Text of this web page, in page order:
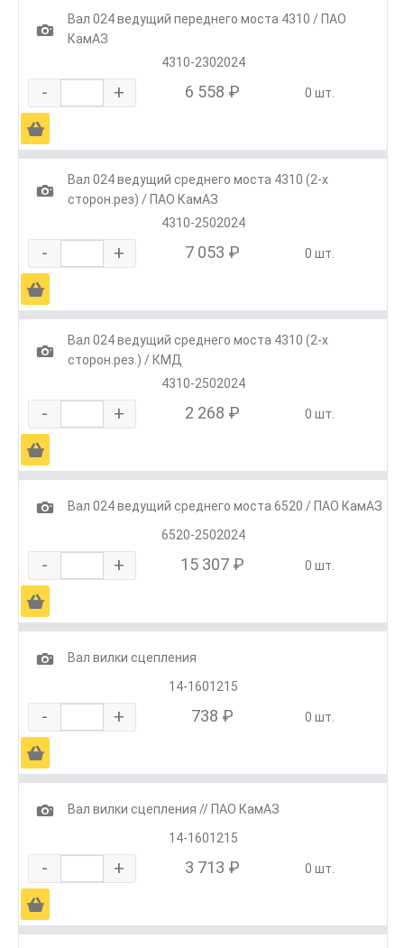
1
Вал 024 ведущий переднего моста 4310 / ПАО
КамАЗ
4310-2302024
- + 6 558 ₽ 0 шт.
Ä
1
Вал 024 ведущий среднего моста 4310 (2-х
сторон.рез) / ПАО КамАЗ
4310-2502024
- + 7 053 ₽ 0 шт.
Ä
1
Вал 024 ведущий среднего моста 4310 (2-х
сторон.рез.) / КМД
4310-2502024
- + 2 268 ₽ 0 шт.
Ä
1
Вал 024 ведущий среднего моста 6520 / ПАО КамАЗ
6520-2502024
- + 15 307 ₽ 0 шт.
Ä
1
Вал вилки сцепления
14-1601215
- + 738 ₽ 0 шт.
Ä
1
Вал вилки сцепления // ПАО КамАЗ
14-1601215
- + 3 713 ₽ 0 шт.
Ä